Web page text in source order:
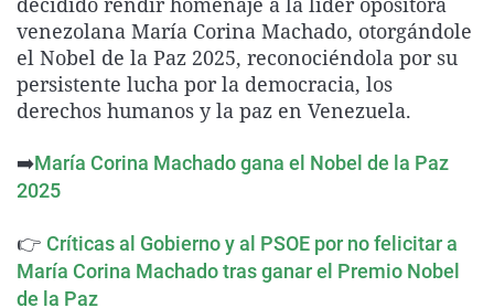
La rosa de los vientos
Gente viajera
Como el perro y el
Caso
Retornados
Equipo de
Extremadura
Galicia
La Rioja
País Vasco
Virales
Televisión
Elecciones
venezolana María Corina Machado, otorgándole
el Nobel de la Paz 2025, reconociéndola por su
persistente lucha por la democracia, los
derechos humanos y la paz en Venezuela.
➡️María Corina Machado gana el Nobel de la Paz
2025
👉 Críticas al Gobierno y al PSOE por no felicitar a
María Corina Machado tras ganar el Premio Nobel
de la Paz